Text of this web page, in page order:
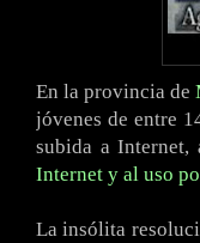
En la provincia de
jóvenes de entre
subida a Internet,
Internet y al uso
La insólita